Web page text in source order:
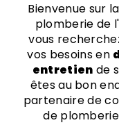
Bienvenue sur la page dédiée aux services de
plomberie de
vous
vos besoins en
entretien de
êtes au bon
partenaire de
de